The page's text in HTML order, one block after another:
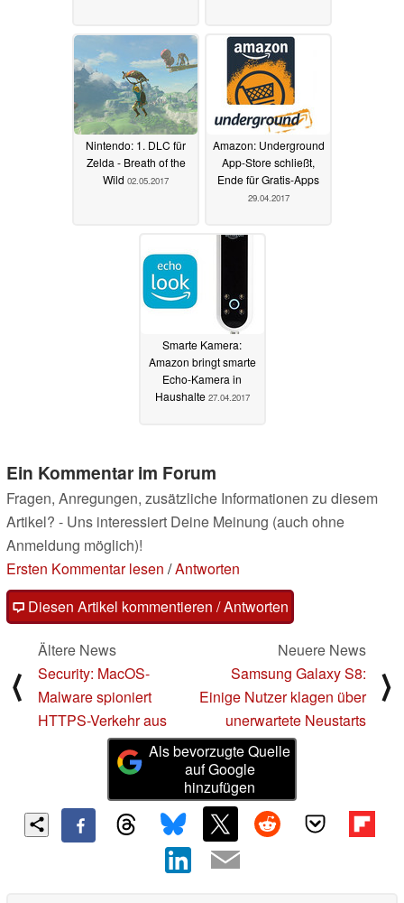
Nintendo: 1. DLC für
Zelda - Breath of the
Wild 02.05.2017
Amazon: Underground
App-Store schließt,
Ende für Gratis-Apps
29.04.2017
Smarte Kamera:
Amazon bringt smarte
Echo-Kamera in
Haushalte 27.04.2017
Ein Kommentar im Forum
Fragen, Anregungen, zusätzliche Informationen zu diesem
Artikel? - Uns interessiert Deine Meinung (auch ohne
Anmeldung möglich)!
Ersten Kommentar lesen /Antworten
Diesen Artikel kommentieren / Antworten
⟨
Ältere News
Security: MacOS-
Malware spioniert
HTTPS-Verkehr aus
Neuere News
Samsung Galaxy S8:
Einige Nutzer klagen über
unerwartete Neustarts
⟩
Als bevorzugte Quelle
auf Google
hinzufügen